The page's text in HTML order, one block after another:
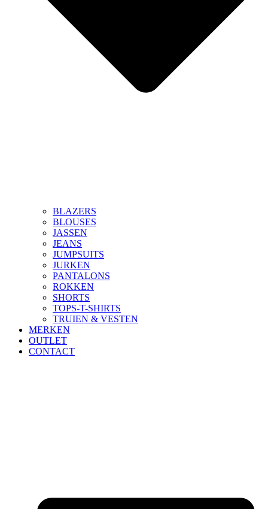
BLAZERS
BLOUSES
JASSEN
JEANS
JUMPSUITS
JURKEN
PANTALONS
ROKKEN
SHORTS
TOPS-T-SHIRTS
TRUIEN & VESTEN
MERKEN
OUTLET
CONTACT